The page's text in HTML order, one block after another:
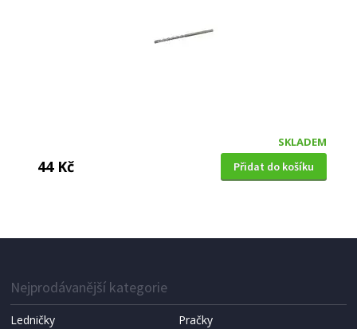
SKLADEM
44 Kč Přidat do košíku
Proline Vrták vidiový SDS Plus, 12 x 350 mm
Nejprodávanější kategorie
Ledničky
Pračky